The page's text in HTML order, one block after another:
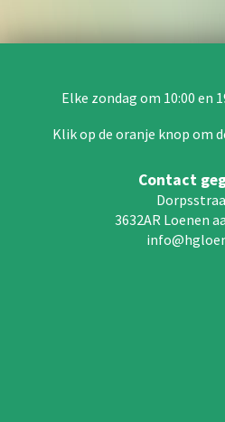
Elke zondag om 10:00 en
Klik op de oranje knop om
Contact
3632AR Loenen